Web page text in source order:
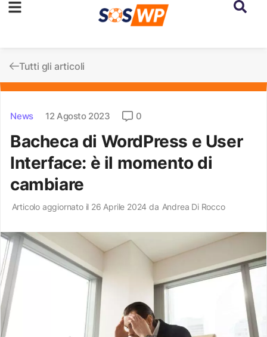
Tutti gli articoli
News 12 Agosto 2023 0
Bacheca di WordPress e User
Interface: è il momento di
cambiare
Articolo aggiornato il 26 Aprile 2024 da Andrea Di Rocco